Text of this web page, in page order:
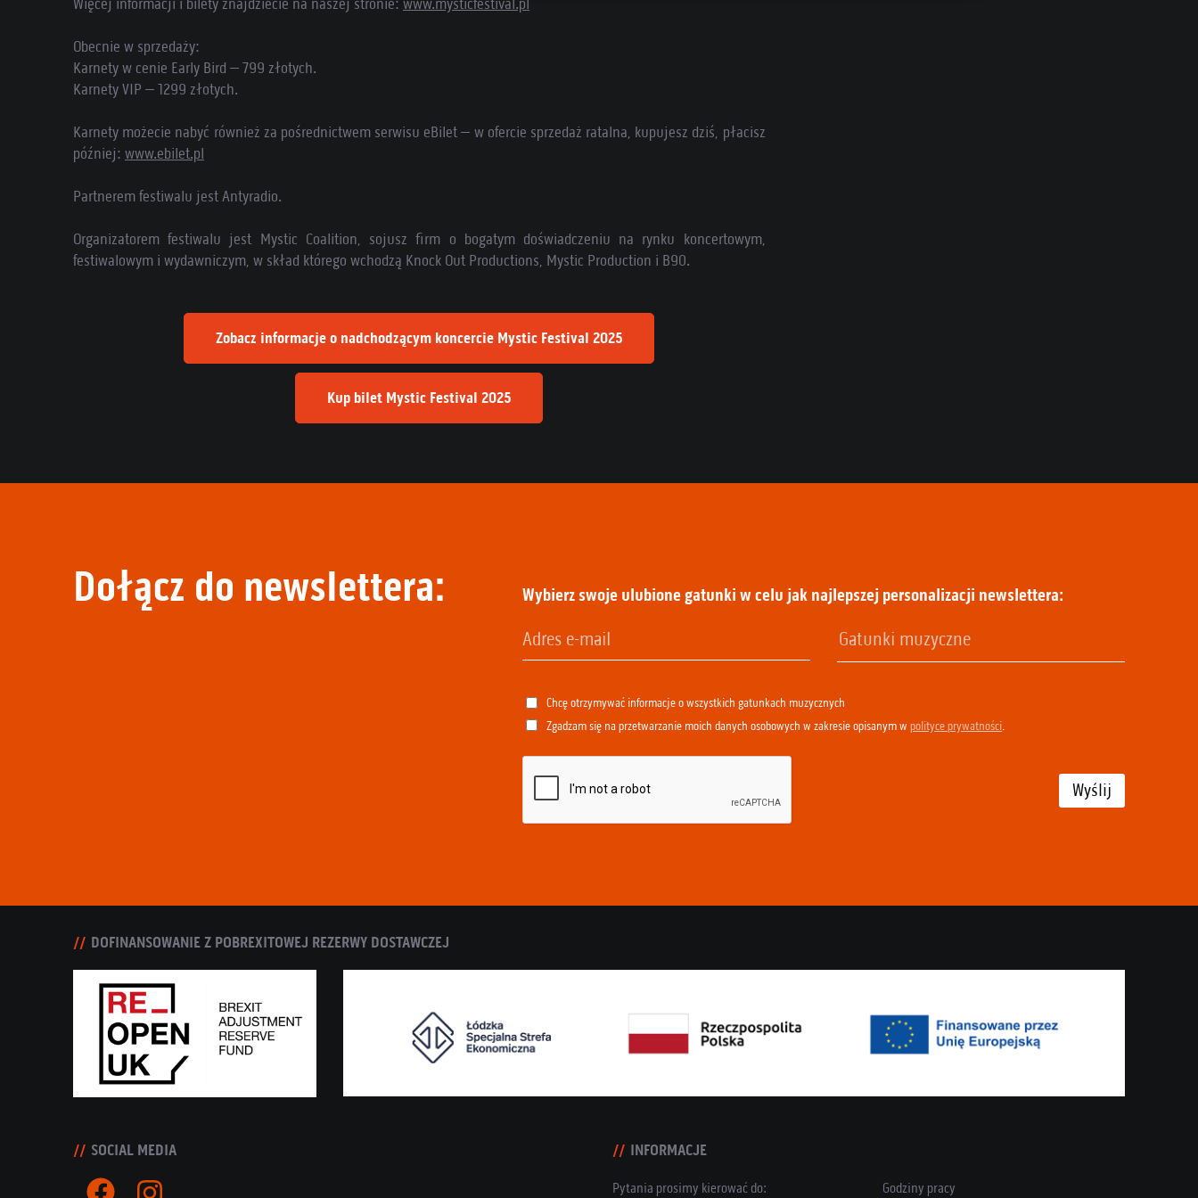
Obecnie w sprzedaży:
Karnety w cenie Early Bird – 799 złotych.
Karnety VIP – 1299 złotych.
Karnety możecie nabyć również za pośrednictwem serwisu eBilet – w ofercie sprzedaż ratalna, kupujesz dziś, płacisz
później: www.ebilet.pl
Partnerem festiwalu jest Antyradio.
Organizatorem festiwalu jest Mystic Coalition, sojusz firm o bogatym doświadczeniu na rynku koncertowym,
festiwalowym i wydawniczym, w skład którego wchodzą Knock Out Productions, Mystic Production i B90.
Zobacz informacje o nadchodzącym koncercie Mystic Festival 2025
Kup bilet Mystic Festival 2025
Dołącz do newslettera: Wybierz swoje ulubione gatunki w celu jak najlepszej personalizacji newslettera:
Chcę otrzymywać informacje o wszystkich gatunkach muzycznych
Zgadzam się na przetwarzanie moich danych osobowych w zakresie opisanym wpolityce prywatności.
Wyślij
DOFINANSOWANIE Z POBREXITOWEJ REZERWY DOSTAWCZEJ
SOCIAL MEDIA INFORMACJE
Pytania prosimy kierować do: Godziny pracy